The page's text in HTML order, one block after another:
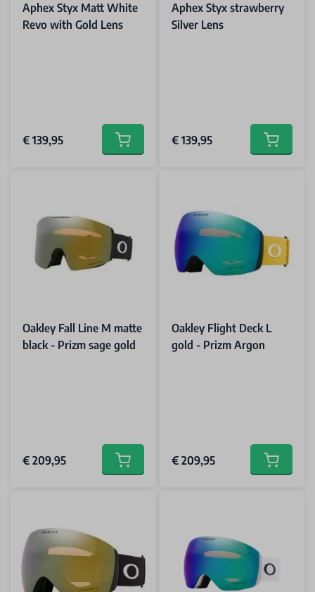
Aphex Styx Matt White
Revo with Gold Lens
€ 139,95 Add to cart
Aphex Styx strawberry
Silver Lens
€ 139,95 Add to
Oakley Fall Line M matte
black - Prizm sage gold
€ 209,95 Add to cart
Oakley Flight Deck L
gold - Prizm Argon
€ 209,95 Add to